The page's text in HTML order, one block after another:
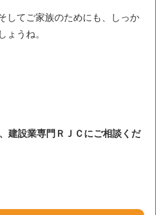
してご家族のためにも、しっか
うね。
建設業専門ＲＪＣにご相談くだ